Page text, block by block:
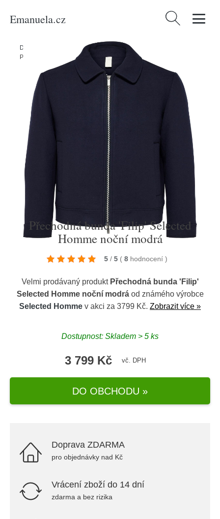
Emanuela.cz Vyhledávání
Domů /Oblečení Udržitelnost
Přechodná bunda 'Filip' Selected Homme noční modrá
Přechodná bunda 'Filip' Selected
Homme noční modrá
5 / 5 ( 8 hodnocení )
Velmi prodávaný produkt Přechodná bunda 'Filip'
Selected Homme noční modráod známého výrobce
Selected Homme v akci za 3799 Kč. Zobrazit více »
Dostupnost: Skladem > 5 ks
3 799 Kč vč. DPH
DO OBCHODU »
Doprava ZDARMA
pro objednávky nad Kč
Vrácení zboží do 14 dní
zdarma a bez rizika